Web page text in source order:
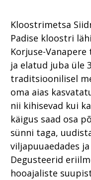
Kloostrimetsa
Padise kloostri
Korjuse-
ja elatud juba üle
traditsioonilisel
oma aias
nii kihisevad kui
käigus saad osa
sünni taga,
viljapuuaedades
Degusteerid
hooajaliste